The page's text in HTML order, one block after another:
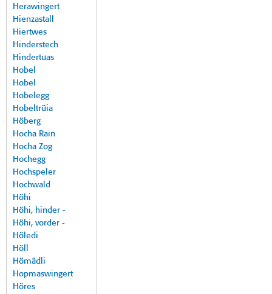
Herawingert
Hienzastall
Hiertwes
Hinderstech
Hindertuas
Hobel
Hobel
Hobelegg
Hobeltrüia
Höberg
Hocha Rain
Hocha Zog
Hochegg
Hochspeler
Hochwald
Höhi
Höhi, hinder -
Höhi, vorder -
Höledi
Höll
Hömädli
Hopmaswingert
Höres